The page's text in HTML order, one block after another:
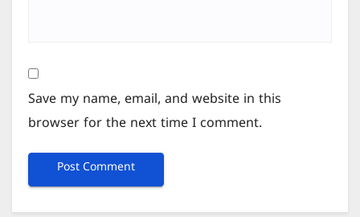
Save my name, email, and website in this
browser for the next time I comment.